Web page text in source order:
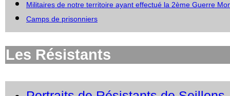
Militaires de notre territoire ayant effectué la 2ème Guerre
Camps de prisonniers
Les Résistants